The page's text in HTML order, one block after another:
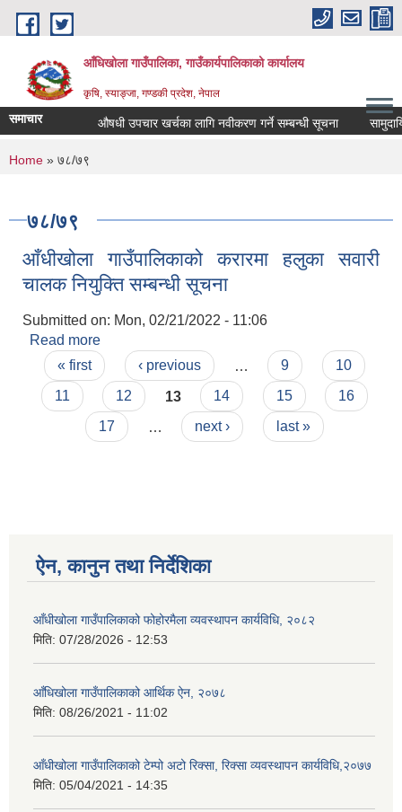
Skip to main content
आँधिखोला गाउँपालिका, गाउँकार्यपालिकाको कार्यालय
कृषि, स्याङ्जा, गण्डकी प्रदेश, नेपाल
समाचार औषधी उपचार खर्चका लागि नवीकरण गर्ने सम्बन्धी सूचना
You are here
Home » ७८/७९
७८/७९
आँधीखोला गाउँपालिकाको करारमा हलुका सवारी
चालक नियुक्ति सम्बन्धी सूचना
Submitted on: Mon, 02/21/2022 - 11:06
Read more
चालक नियुक्ति सम्बन्धी सूचना
Pages
« first ‹ previous 9
10
11
12 13 14 15
16
17
next › last »
ऐन, कानुन तथा निर्देशिका
आँधीखोला गाउँपालिकाको फोहोरमैला व्यवस्थापन कार्यविधि, २०८२
मिति: 07/28/2026 - 12:53
आँधिखोला गाउँपालिकाको आर्थिक ऐन, २०७८
मिति: 08/26/2021 - 11:02
आँधीखोला गाउँपालिकाको टेम्पो अटो रिक्सा, रिक्सा व्यवस्थापन कार्यविधि,२०७७
मिति: 05/04/2021 - 14:35